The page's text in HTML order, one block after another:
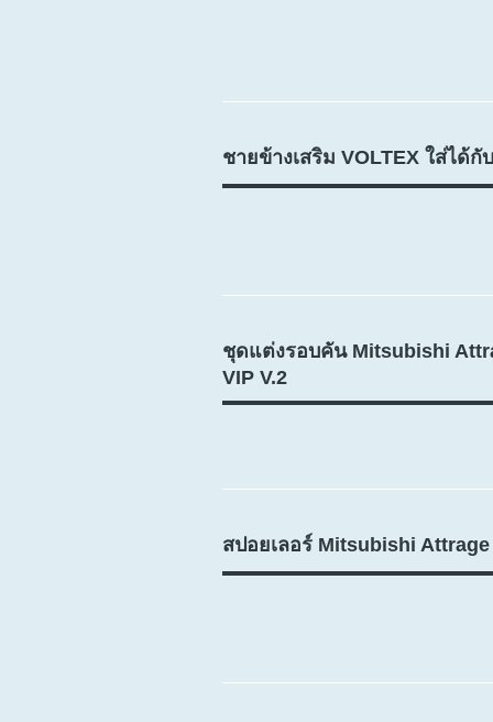
ชายข้างเสริม VOLTEX ใส่ได้กั
ชุดแต่งรอบคัน Mitsubishi
VIP V.2
สปอยเลอร์ Mitsubishi